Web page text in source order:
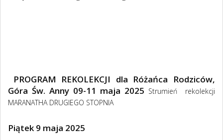
PROGRAM REKOLEKCJI dla Różańca Rodziców,
Góra Św. Anny 09-11 maja 2025 Strumień rekolekcji
MARANATHA DRUGIEGO STOPNIA
Piątek 9 maja 2025